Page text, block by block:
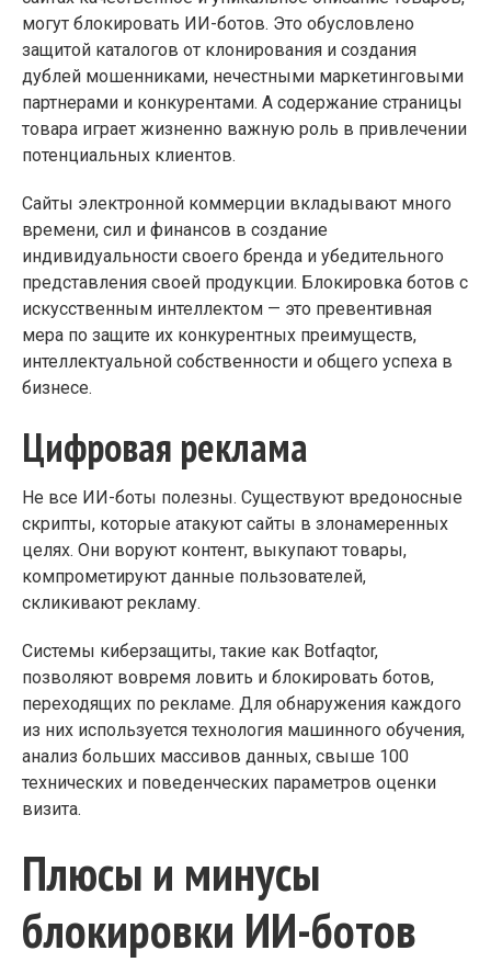
могут блокировать ИИ-ботов. Это обусловлено
защитой каталогов от клонирования и создания
дублей мошенниками, нечестными маркетинговыми
партнерами и конкурентами. А содержание страницы
товара играет жизненно важную роль в привлечении
потенциальных клиентов.
Сайты электронной коммерции вкладывают много
времени, сил и финансов в создание
индивидуальности своего бренда и убедительного
представления своей продукции. Блокировка ботов с
искусственным интеллектом — это превентивная
мера по защите их конкурентных преимуществ,
интеллектуальной собственности и общего успеха в
бизнесе.
Цифровая реклама
Не все ИИ-боты полезны. Существуют вредоносные
скрипты, которые атакуют сайты в злонамеренных
целях. Они воруют контент, выкупают товары,
компрометируют данные пользователей,
скликивают рекламу.
Системы киберзащиты, такие как Botfaqtor,
позволяют вовремя ловить и блокировать ботов,
переходящих по рекламе. Для обнаружения каждого
из них используется технология машинного обучения,
анализ больших массивов данных, свыше 100
технических и поведенческих параметров оценки
визита.
Плюсы и минусы
блокировки ИИ-ботов